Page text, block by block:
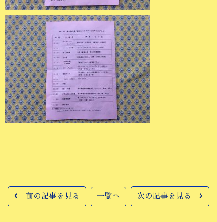
前の記事を見る 一覧へ 次の記事を見る